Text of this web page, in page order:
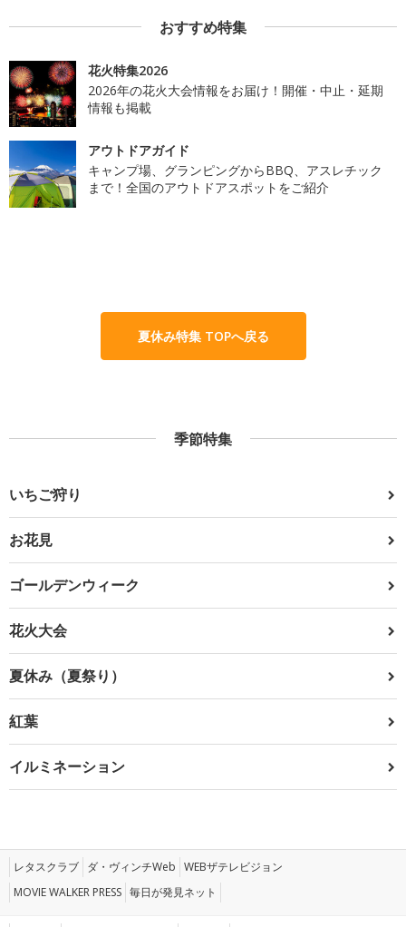
おすすめ特集
花火特集2026
2026年の花火大会情報をお届け！開催・中止・延期
情報も掲載
アウトドアガイド
キャンプ場、グランピングからBBQ、アスレチック
まで！全国のアウトドアスポットをご紹介
夏休み特集 TOPへ戻る
季節特集
いちご狩り
お花見
ゴールデンウィーク
花火大会
夏休み（夏祭り）
紅葉
イルミネーション
レタスクラブ ダ・ヴィンチWeb WEBザテレビジョン
MOVIE WALKER PRESS 毎日が発見ネット